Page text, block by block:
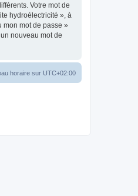
Votre mot de
hydroélectricité », à
mon mot de passe »
nouveau mot de
horaire sur UTC+02:00